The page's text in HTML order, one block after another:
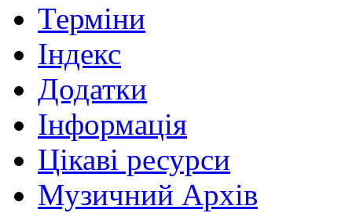
Терміни
Індекс
Додатки
Інформація
Цікаві ресурси
Музичний Архів